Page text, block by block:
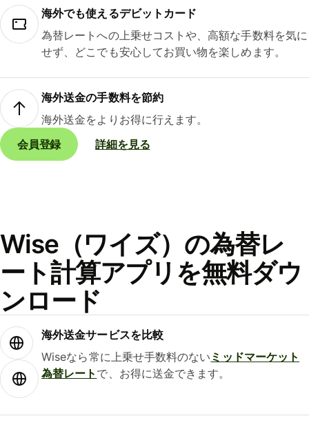
海外でも使えるデビットカード
為替レートへの上乗せコストや、高額な手数料を気に
せず、どこでも安心してお買い物を楽しめます。
海外送金の手数料を節約
海外送金をよりお得に行えます。
会員登録
詳細を見る
Wise（ワイズ）の為替レ
ート計算アプリを無料ダウ
ンロード
海外送金サービスを比較
Wiseなら常に上乗せ手数料のない ミッドマーケット
為替レート で、お得に送金できます。